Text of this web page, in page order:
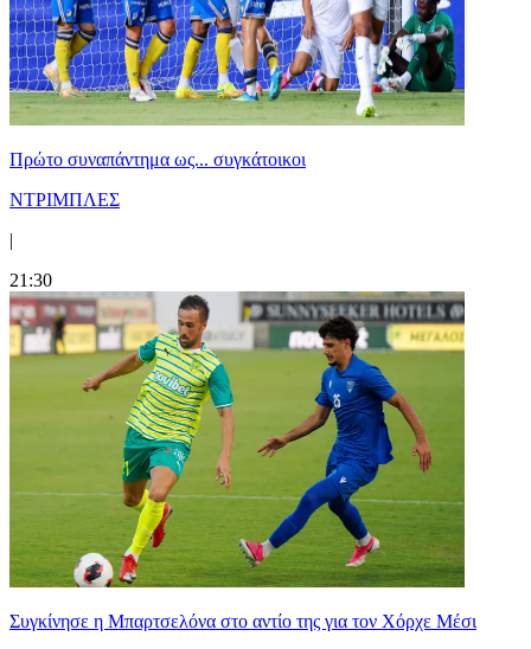
Πρώτο συναπάντημα ως... συγκάτοικοι
ΝΤΡΙΜΠΛΕΣ
|
21:30
Συγκίνησε η Μπαρτσελόνα στο αντίο της για τον Χόρχε Μέσι